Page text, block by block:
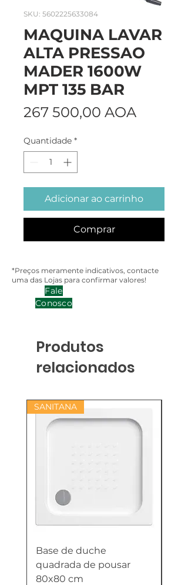
SKU: 5602225633084
MAQUINA LAVAR
ALTA PRESSAO
MADER 1600W
MPT 135 BAR
267 500,00 AOA
Quantidade *
Adicionar ao carrinho
Comprar
*Preços meramente indicativos, contacte
uma das Lojas para confirmar valores!
Fale
Conosco
Produtos
relacionados
SANITANA
Base de duche
quadrada de pousar
80x80 cm